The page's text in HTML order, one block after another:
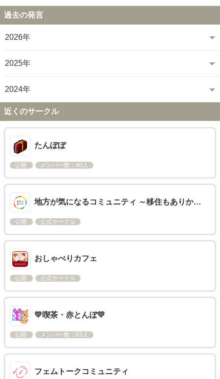
過去の発言
2026年
2025年
2024年
近くのサークル
たんぽぽ
公開 メンバー数：40人
地方が気になるコミュニティ ～移住もありか…
公開 公式サークル
おしゃべりカフェ
公開 公式サークル
💛喫茶・赤とんぼ💛
公開 メンバー数：63人
フェムトークコミュニティ